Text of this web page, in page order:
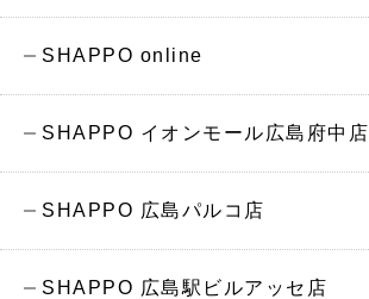
SHAPPO online
SHAPPO イオンモール広島府中店
SHAPPO 広島パルコ店
SHAPPO 広島駅ビルアッセ店